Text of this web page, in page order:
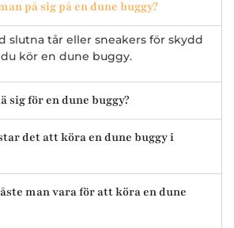
på sig på en dune buggy?
slutna tår eller sneakers för skydd
kör en dune buggy.
sig för en dune buggy?
det att köra en dune buggy i
man vara för att köra en dune